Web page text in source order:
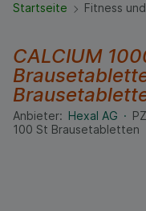
Startseite Fitness
CALCIUM
Anbieter: Hexal AG
100 St Brausetabletten